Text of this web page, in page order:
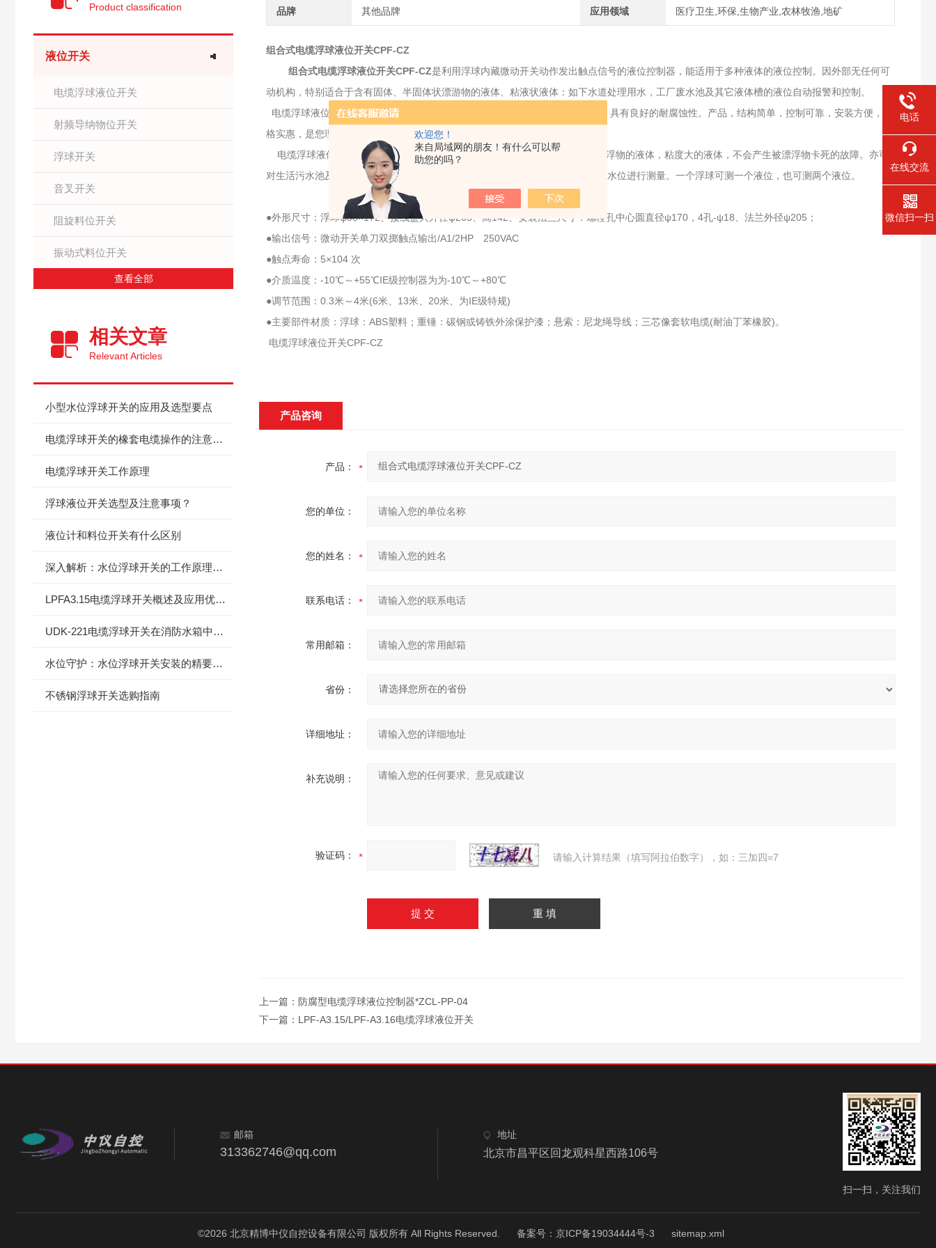
欢迎您！
来自局域网的朋友！有什么可以帮
助您的吗？
Product classification
液位开关
电缆浮球液位开关
射频导纳物位开关
浮球开关
音叉开关
阻旋料位开关
振动式料位开关
查看全部
相关文章
Relevant Articles
小型水位浮球开关的应用及选型要点
电缆浮球开关的橡套电缆操作的注意事项及操作方法
电缆浮球开关工作原理
浮球液位开关选型及注意事项？
液位计和料位开关有什么区别
深入解析：水位浮球开关的工作原理与核心技术创新
LPFA3.15电缆浮球开关概述及应用优势分析
UDK-221电缆浮球开关在消防水箱中的应用
水位守护：水位浮球开关安装的精要指南
不锈钢浮球开关选购指南
品牌 其他品牌 应用领域 医疗卫生,环保,生物产业,农林牧渔,地矿
组合式电缆浮球液位开关CPF-CZ
组合式电缆浮球液位开关CPF-CZ是利用浮球内藏微动开关动作发出触点信号的液位控制器，能适用于多种液体的液位控制。因外部无任何可
动机构，特别适合于含有固体、半固体状漂游物的液体、粘液状液体：如下水道处理用水，工厂废水池及其它液体槽的液位自动报警和控制。
电缆浮球液位开关CPF-CZ系列浮球控制器与液体接触的零部件材质均为塑料，具有良好的耐腐蚀性。产品，结构简单，控制可靠，安装方便，价
格实惠，是您理想的液位控制仪表。
电缆浮球液位开关CPF-CZ浮球液位控制器特别适用于含有固体、半固体状漂浮物的液体，粘度大的液体，不会产生被漂浮物卡死的故障。亦可
对生活污水池及生产废水池的水位进行测量，当然也可对清水池、水箱及水塔的水位进行测量。一个浮球可测一个液位，也可测两个液位。
●外形尺寸：浮球ψ88×172、接线盒大外径ψ205、高142、安装法兰尺寸：螺栓孔中心圆直径ψ170，4孔-ψ18、法兰外径ψ205；
●输出信号：微动开关单刀双掷触点输出/A1/2HP 250VAC
●触点寿命：5×104 次
●介质温度：-10℃～+55℃IE级控制器为为-10℃～+80℃
●调节范围：0.3米～4米(6米、13米、20米、为IE级特规)
●主要部件材质：浮球：ABS塑料；重锤：碳钢或铸铁外涂保护漆；悬索：尼龙绳导线；三芯像套软电缆(耐油丁苯橡胶)。
电缆浮球液位开关CPF-CZ
产品咨询
产品：
您的单位：
您的姓名：
联系电话：
常用邮箱：
省份：
详细地址：
补充说明：
验证码： 请输入计算结果（填写阿拉伯数字），如：三加四=7
上一篇： 防腐型电缆浮球液位控制器*ZCL-PP-04
下一篇： LPF-A3.15/LPF-A3.16电缆浮球液位开关
邮箱
313362746@qq.com
地址
北京市昌平区回龙观科星西路106号
扫一扫，关注我们
©2026 北京精博中仪自控设备有限公司 版权所有 All Rights Reserved. 备案号：京ICP备19034444号-3 sitemap.xml
电话
在线交流
微信扫一扫